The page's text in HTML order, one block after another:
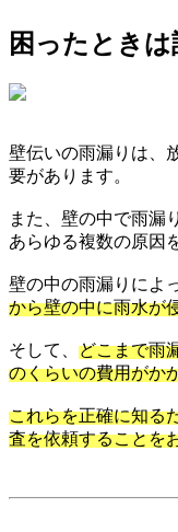
困ったとき
壁伝いの雨漏りは、
要があります。
また、壁の中で雨漏
あらゆる複数の原因
壁の中の雨漏りによ
から壁の中に雨水が
そして、 どこまで雨
のくらいの費用がか
これらを正確に知る
査を依頼することを